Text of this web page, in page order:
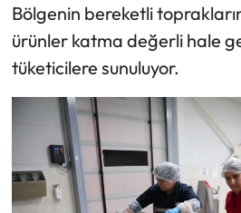
Bölgenin bereketli
ürünler katma değerli hale
tüketicilere sunuluyor.